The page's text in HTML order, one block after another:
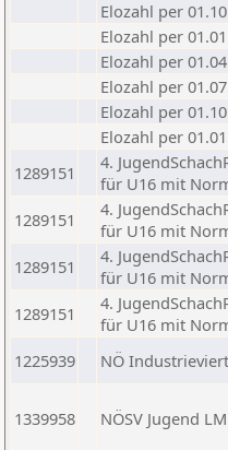
Elozahl per
Elozahl per
Elozahl per
Elozahl per
Elozahl per
Elozahl per
1289151
4.
für U16 mit
1289151
4.
für U16 mit
1289151
4.
für U16 mit
1289151
4.
für U16 mit
1225939 NÖ
1339958 NÖSV Jugend